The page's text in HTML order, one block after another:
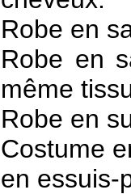
Robe en
Robe en
même
Robe en
Costume
en essuis-